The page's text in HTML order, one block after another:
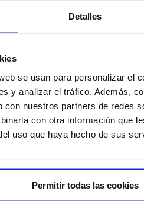
Detalles
se usan para personalizar el
y analizar el tráfico. Además,
con nuestros partners de redes
con otra información que
uso que haya hecho de sus
Permitir todas las cookies
una FIVCare
resolverá tus
dudas.
Acudes a la
programamos
de